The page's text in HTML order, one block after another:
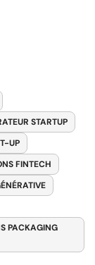
STARTUP
UP
FINTECH
PACKAGING